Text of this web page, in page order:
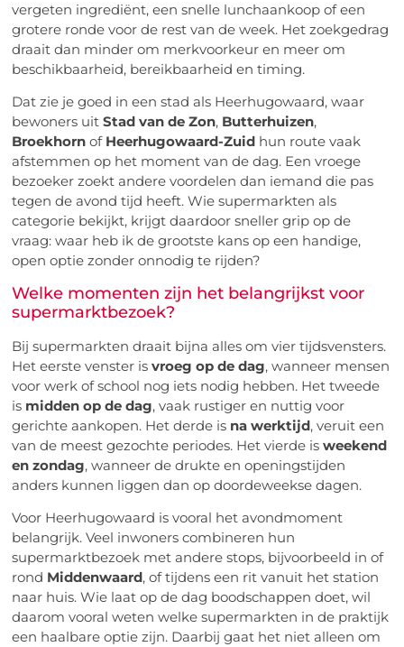
vergeten ingrediënt, een snelle lunchaankoop of een
grotere ronde voor de rest van de week. Het zoekgedrag
draait dan minder om merkvoorkeur en meer om
beschikbaarheid, bereikbaarheid en timing.
Dat zie je goed in een stad als Heerhugowaard, waar
bewoners uitStad van de Zon, Butterhuizen,
Broekhorn of Heerhugowaard-Zuid hun route vaak
afstemmen op het moment van de dag. Een vroege
bezoeker zoekt andere voordelen dan iemand die pas
tegen de avond tijd heeft. Wie supermarkten als
categorie bekijkt, krijgt daardoor sneller grip op de
vraag: waar heb ik de grootste kans op een handige,
open optie zonder onnodig te rijden?
Welke momenten zijn het belangrijkst voor
supermarktbezoek?
Bij supermarkten draait bijna alles om vier tijdsvensters.
Het eerste venster isvroeg op de dag, wanneer mensen
voor werk of school nog iets nodig hebben. Het tweede
is midden op de dag, vaak rustiger en nuttig voor
gerichte aankopen. Het derde is na werktijd, veruit een
van de meest gezochte periodes. Het vierde isweekend
en zondag, wanneer de drukte en openingstijden
anders kunnen liggen dan op doordeweekse dagen.
Voor Heerhugowaard is vooral het avondmoment
belangrijk. Veel inwoners combineren hun
supermarktbezoek met andere stops, bijvoorbeeld in of
rond Middenwaard, of tijdens een rit vanuit het station
naar huis. Wie laat op de dag boodschappen doet, wil
daarom vooral weten welke supermarkten in de praktijk
een haalbare optie zijn. Daarbij gaat het niet alleen om